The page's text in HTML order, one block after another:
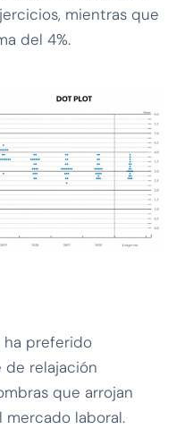
mientras que
del 4%.
ha preferido
de relajación
que arrojan
laboral.